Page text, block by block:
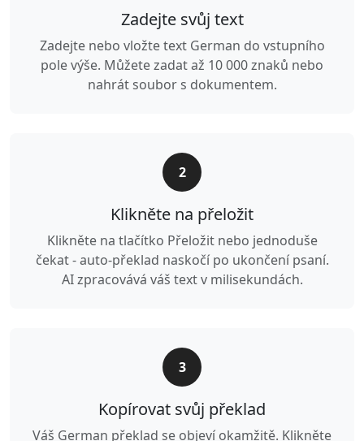
Zadejte svůj text
Zadejte nebo vložte text German do vstupního
pole výše. Můžete zadat až 10 000 znaků nebo
nahrát soubor s dokumentem.
2
Klikněte na přeložit
Klikněte na tlačítko Přeložit nebo jednoduše
čekat - auto-překlad naskočí po ukončení psaní.
AI zpracovává váš text v milisekundách.
3
Kopírovat svůj překlad
Váš German překlad se objeví okamžitě. Klikněte